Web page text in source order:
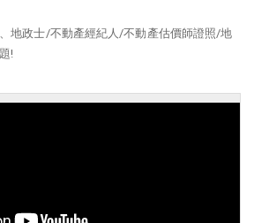
地政士/不動產經紀人/不動產估價師證照/地
!